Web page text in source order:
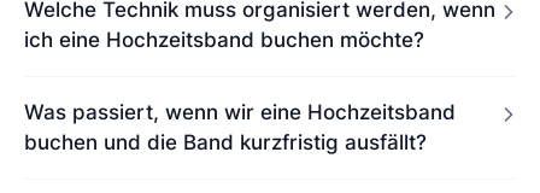
Welche Technik muss organisiert werden, wenn
ich eine Hochzeitsband buchen möchte?
Was passiert, wenn wir eine Hochzeitsband
buchen und die Band kurzfristig ausfällt?